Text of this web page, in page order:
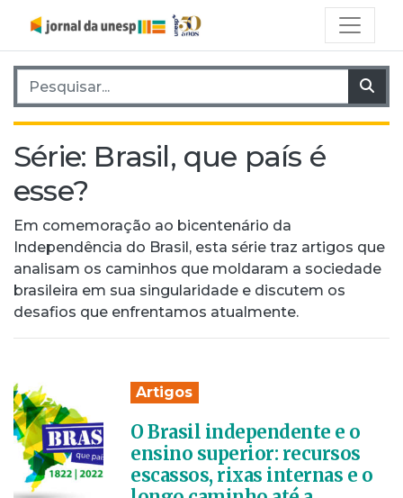
Pesquisar por:
Série: Brasil, que país é
esse?
Em comemoração ao bicentenário da
Independência do Brasil, esta série traz artigos que
analisam os caminhos que moldaram a sociedade
brasileira em sua singularidade e discutem os
desafios que enfrentamos atualmente.
Artigos
O Brasil independente e o
ensino superior: recursos
escassos, rixas internas e o